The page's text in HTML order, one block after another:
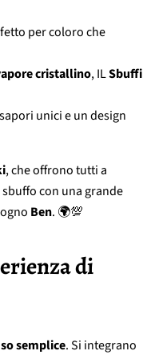
per coloro che
cristallino, ILSbuffi
unici e un design
, che offrono tutti a
con una grande
Ben. 🌍💯
di
semplice. Si integrano